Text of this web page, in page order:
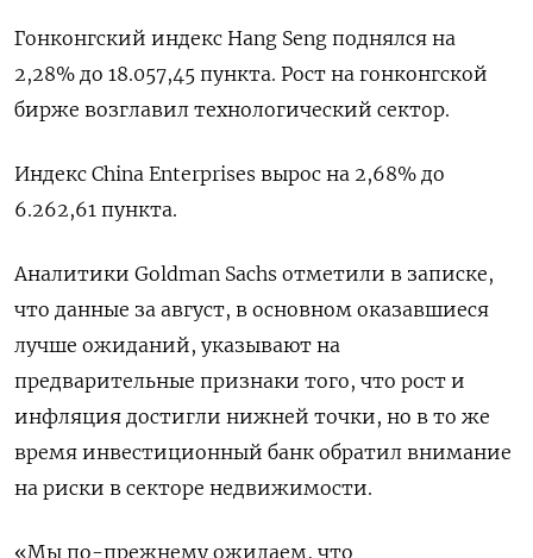
Гонконгский индекс Hang Seng поднялся на
2,28% до 18.057,45​ пункта. Рост на гонконгской
бирже возглавил технологический сектор.
Индекс China Enterprises вырос на 2,68% до
6.262,61 пункта.
Аналитики Goldman Sachs отметили в записке,
что данные за август, в основном оказавшиеся
лучше ожиданий, указывают на
предварительные признаки того, что рост и
инфляция достигли нижней точки, но в то же
время инвестиционный банк обратил внимание
на риски в секторе недвижимости.
«Мы по-прежнему ожидаем, что